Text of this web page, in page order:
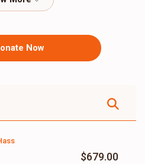
Now
$679.00